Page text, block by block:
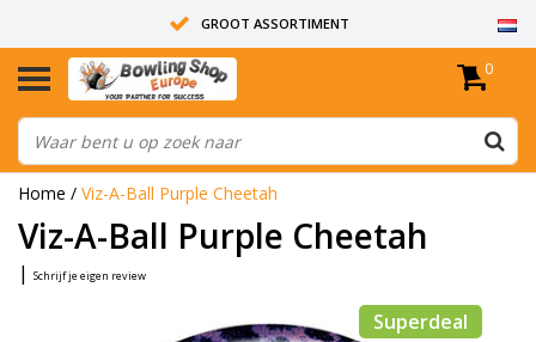
GROOT ASSORTIMENT
14 DAGEN RETOUR RECHT
ALLE BOWLINGBALLEN ZIJN ONGEBOORD
0
Home / Viz-A-Ball Purple Cheetah
Viz-A-Ball Purple Cheetah
| Schrijf je eigen review
Superdeal